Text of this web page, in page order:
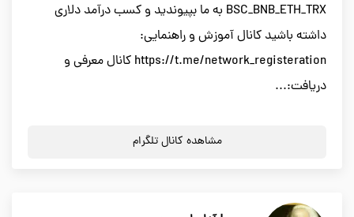
BSC_BNB_ETH_TRX به ما بپیوندید و کسب درآمد دلاری
داشته باشید کانال آموزش و راهنمایی:
https://t.me/network_registeration کانال معرفی و
دریافت:...
مشاهده کانال تلگرام